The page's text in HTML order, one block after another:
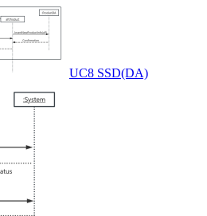
UC8 SSD(DA)